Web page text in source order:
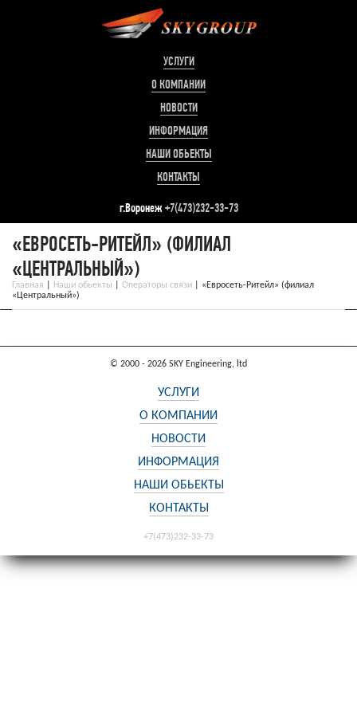
УСЛУГИ
О КОМПАНИИ
НОВОСТИ
ИНФОРМАЦИЯ
НАШИ ОБЬЕКТЫ
КОНТАКТЫ
г.Воронеж+7(473)232-33-73
«ЕВРОСЕТЬ-РИТЕЙЛ» (ФИЛИАЛ
«ЦЕНТРАЛЬНЫЙ»)
Главная Наши обьекты Операторы связи
«Евросеть-Ритейл» (филиал
«Центральный»)
© 2000 - 2026 SKY Engineering, ltd
УСЛУГИ
О КОМПАНИИ
НОВОСТИ
ИНФОРМАЦИЯ
НАШИ ОБЬЕКТЫ
КОНТАКТЫ
+7(473)232-33-73